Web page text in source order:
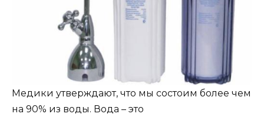
Медики утверждают, что мы состоим более чем
на 90% из воды. Вода – это